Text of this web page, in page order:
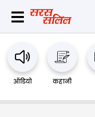
ऑडियो कहानी